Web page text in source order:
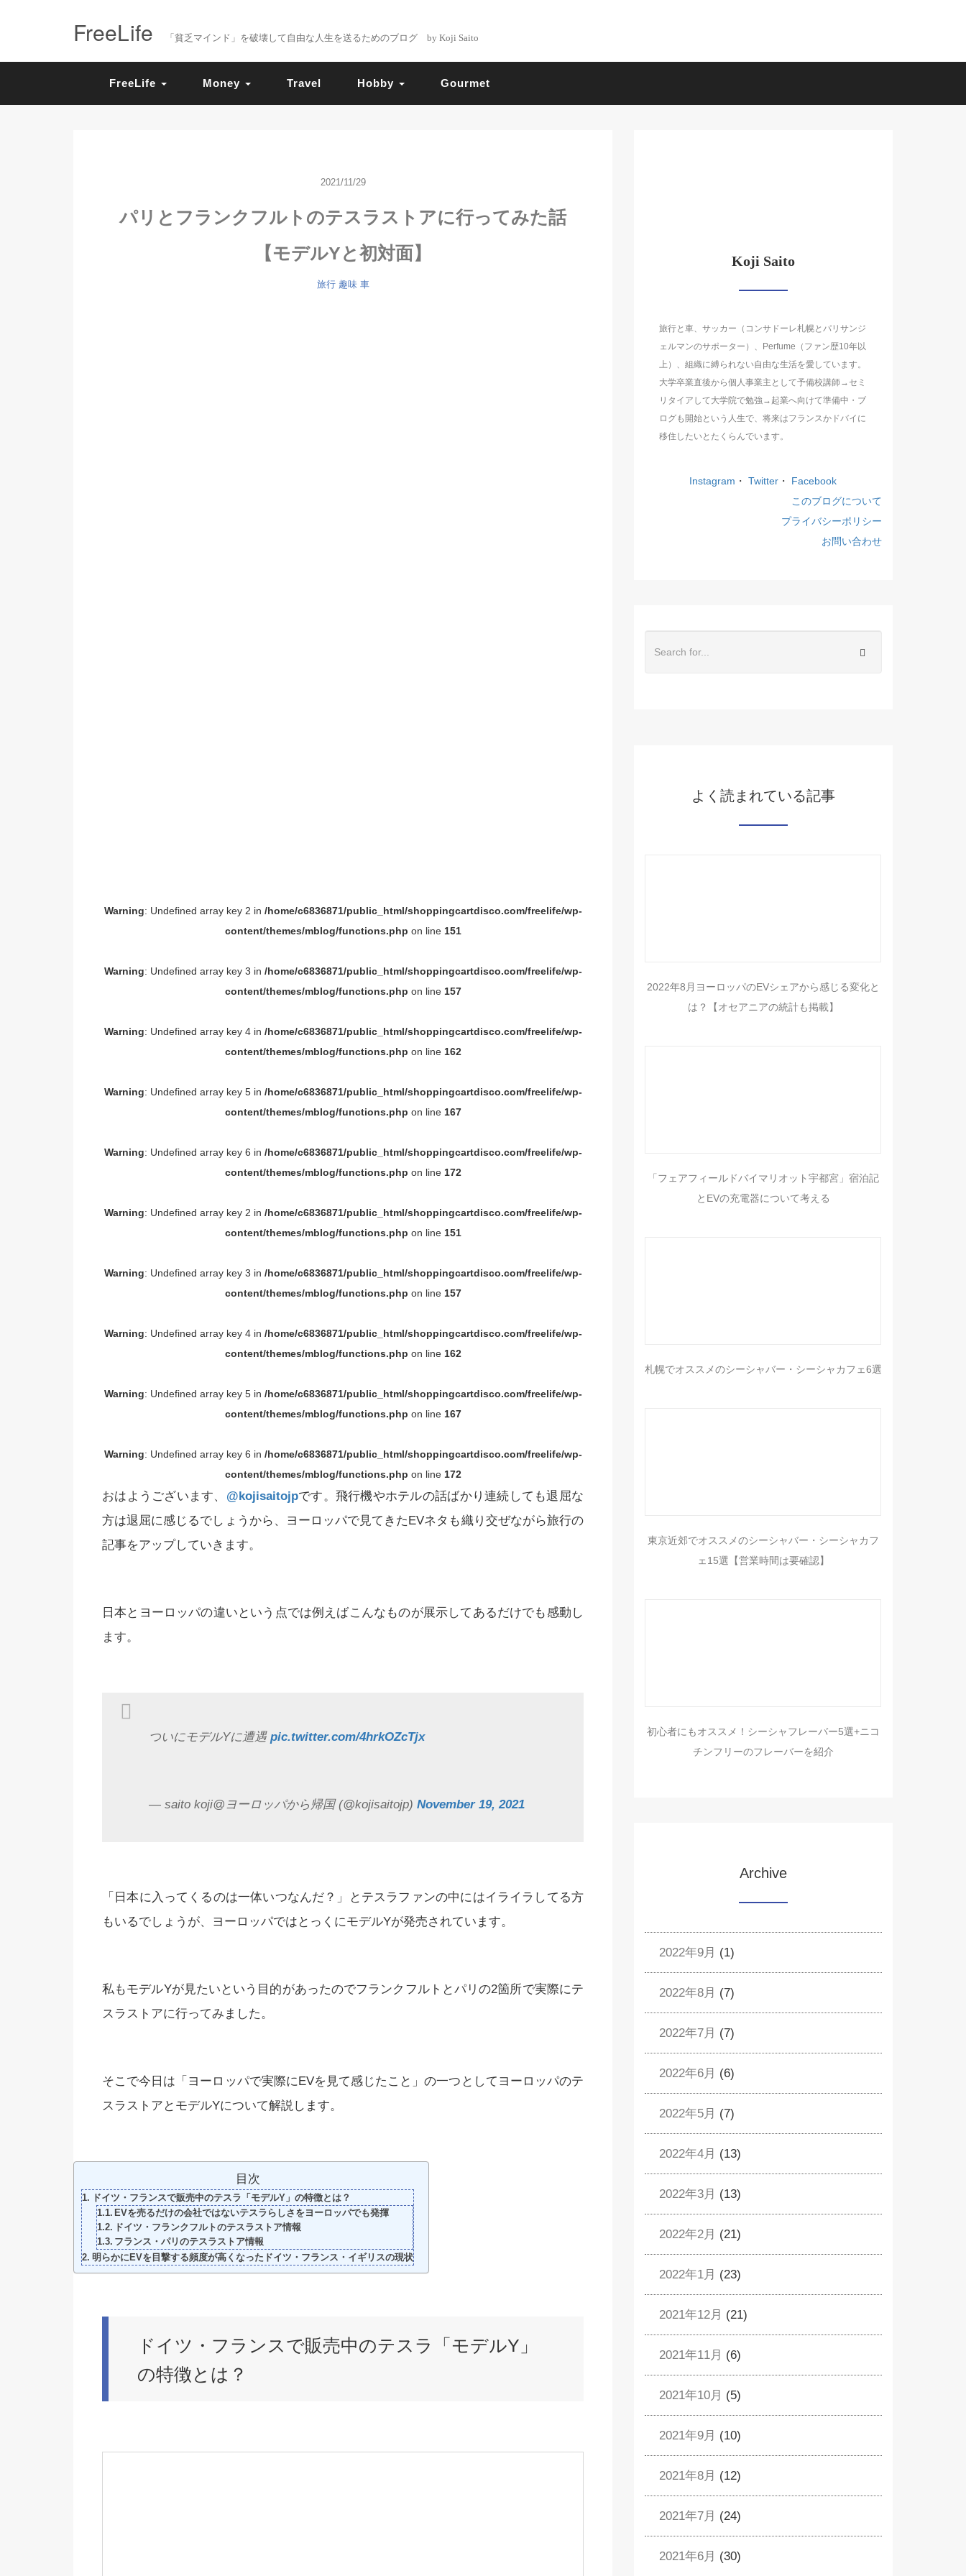
FreeLife 「貧乏マインド」を破壊して自由な人生を送るためのブログ by Koji Saito
FreeLife Money Travel Hobby Gourmet
2021/11/29
パリとフランクフルトのテスラストアに行ってみた話
【モデルYと初対面】
旅行 趣味 車
Warning: Undefined array key 2 in /home/c6836871/public_html/shoppingcartdisco.com/freelife/wp-
content/themes/mblog/functions.php on line 151
Warning: Undefined array key 3 in /home/c6836871/public_html/shoppingcartdisco.com/freelife/wp-
content/themes/mblog/functions.php on line 157
Warning: Undefined array key 4 in /home/c6836871/public_html/shoppingcartdisco.com/freelife/wp-
content/themes/mblog/functions.php on line 162
Warning: Undefined array key 5 in /home/c6836871/public_html/shoppingcartdisco.com/freelife/wp-
content/themes/mblog/functions.php on line 167
Warning: Undefined array key 6 in /home/c6836871/public_html/shoppingcartdisco.com/freelife/wp-
content/themes/mblog/functions.php on line 172
Warning: Undefined array key 2 in /home/c6836871/public_html/shoppingcartdisco.com/freelife/wp-
content/themes/mblog/functions.php on line 151
Warning: Undefined array key 3 in /home/c6836871/public_html/shoppingcartdisco.com/freelife/wp-
content/themes/mblog/functions.php on line 157
Warning: Undefined array key 4 in /home/c6836871/public_html/shoppingcartdisco.com/freelife/wp-
content/themes/mblog/functions.php on line 162
Warning: Undefined array key 5 in /home/c6836871/public_html/shoppingcartdisco.com/freelife/wp-
content/themes/mblog/functions.php on line 167
Warning: Undefined array key 6 in /home/c6836871/public_html/shoppingcartdisco.com/freelife/wp-
content/themes/mblog/functions.php on line 172
おはようございます、 @kojisaitojpです。飛行機やホテルの話ばかり連続しても退屈な
方は退屈に感じるでしょうから、ヨーロッパで見てきたEVネタも織り交ぜながら旅行の
記事をアップしていきます。
日本とヨーロッパの違いという点では例えばこんなものが展示してあるだけでも感動し
ます。
ついにモデルYに遭遇 pic.twitter.com/4hrkOZcTjx
— saito koji@ヨーロッパから帰国 (@kojisaitojp) November 19, 2021
「日本に入ってくるのは一体いつなんだ？」とテスラファンの中にはイライラしてる方
もいるでしょうが、ヨーロッパではとっくにモデルYが発売されています。
私もモデルYが見たいという目的があったのでフランクフルトとパリの2箇所で実際にテ
スラストアに行ってみました。
そこで今日は「ヨーロッパで実際にEVを見て感じたこと」の一つとしてヨーロッパのテ
スラストアとモデルYについて解説します。
目次
ドイツ・フランスで販売中のテスラ「モデルY」の特徴とは？
EVを売るだけの会社ではないテスラらしさをヨーロッパでも発揮
ドイツ・フランクフルトのテスラストア情報
フランス・パリのテスラストア情報
明らかにEVを目撃する頻度が高くなったドイツ・フランス・イギリスの現状
ドイツ・フランスで販売中のテスラ「モデルY」
の特徴とは？
Koji Saito
旅行と車、サッカー（コンサドーレ札幌とパリサンジ
ェルマンのサポーター）、Perfume（ファン歴10年以
上）、組織に縛られない自由な生活を愛しています。
大学卒業直後から個人事業主として予備校講師→セミ
リタイアして大学院で勉強→起業へ向けて準備中・ブ
ログも開始という人生で、将来はフランスかドバイに
移住したいとたくらんでいます。
Instagram ・ Twitter ・
Facebook
このブログについて
プライバシーポリシー
お問い合わせ
よく読まれている記事
2022年8月ヨーロッパのEVシェアから感じる変化と
は？【オセアニアの統計も掲載】
「フェアフィールドバイマリオット宇都宮」宿泊記
とEVの充電器について考える
札幌でオススメのシーシャバー・シーシャカフェ6選
東京近郊でオススメのシーシャバー・シーシャカフ
ェ15選【営業時間は要確認】
初心者にもオススメ！シーシャフレーバー5選+ニコ
チンフリーのフレーバーを紹介
Archive
2022年9月 (1)
2022年8月 (7)
2022年7月 (7)
2022年6月 (6)
2022年5月 (7)
2022年4月 (13)
2022年3月 (13)
2022年2月 (21)
2022年1月 (23)
2021年12月 (21)
2021年11月 (6)
2021年10月 (5)
2021年9月 (10)
2021年8月 (12)
2021年7月 (24)
2021年6月 (30)